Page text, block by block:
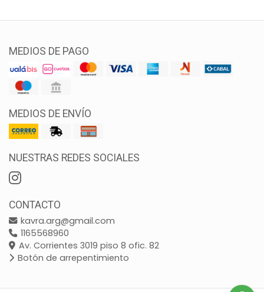
MEDIOS DE PAGO
MEDIOS DE ENVÍO
NUESTRAS REDES SOCIALES
CONTACTO
kavra.arg@gmail.com
1165568960
Av. Corrientes 3019 piso 8 ofic. 82
Botón de arrepentimiento